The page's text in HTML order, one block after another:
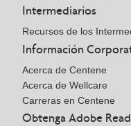
Intermediarios
Recursos de los
Información
Acerca de Centene
Acerca de Wellcare
Carreras en Centene
Obtenga Adobe